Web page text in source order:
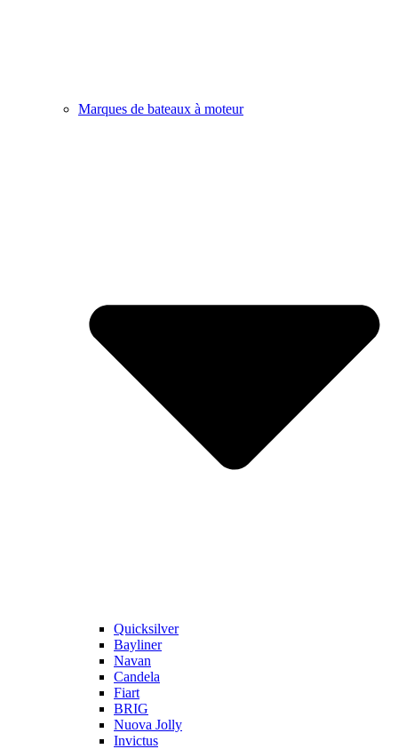
Marques de bateaux à moteur
Quicksilver
Bayliner
Navan
Candela
Fiart
BRIG
Nuova Jolly
Invictus